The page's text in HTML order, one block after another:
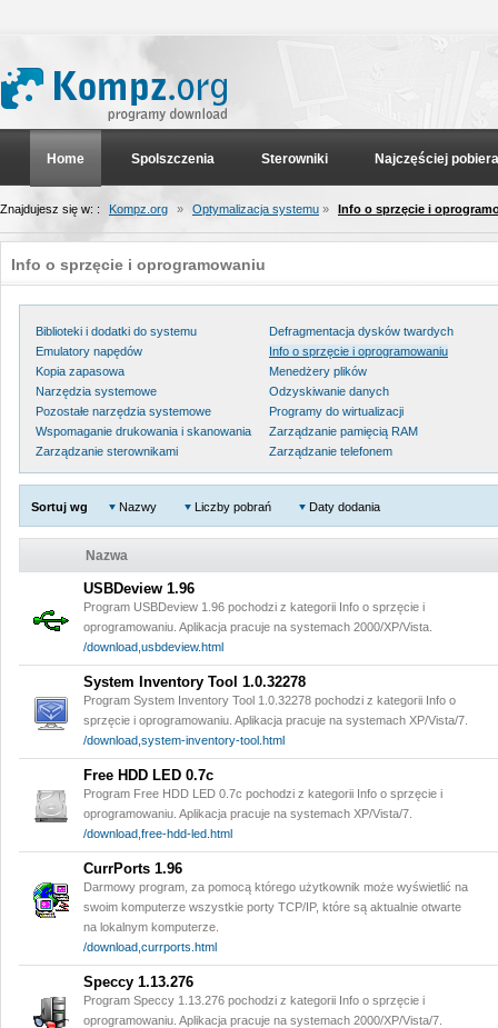
Home Spolszczenia Sterowniki Najczęściej
Znajdujesz się w: : Kompz.org » Optymalizacja systemu » Info o sprzęcie i
Info o sprzęcie i oprogramowaniu
Biblioteki i dodatki do systemu
Defragmentacja dysków twardych
Emulatory napędów
Info o sprzęcie i oprogramowaniu
Kopia zapasowa
Menedżery plików
Narzędzia systemowe
Odzyskiwanie danych
Pozostałe narzędzia systemowe
Programy do wirtualizacji
Wspomaganie drukowania i skanowania
Zarządzanie pamięcią RAM
Zarządzanie sterownikami
Zarządzanie telefonem
Sortuj wg Nazwy Liczby pobrań Daty dodania
Nazwa
USBDeview 1.96
Program USBDeview 1.96 pochodzi z kategorii Info o sprzęcie i
oprogramowaniu. Aplikacja pracuje na systemach 2000/XP/Vista.
/download,usbdeview.html
System Inventory Tool 1.0.32278
Program System Inventory Tool 1.0.32278 pochodzi z kategorii Info o
sprzęcie i oprogramowaniu. Aplikacja pracuje na systemach XP/Vista/7.
/download,system-inventory-tool.html
Free HDD LED 0.7c
Program Free HDD LED 0.7c pochodzi z kategorii Info o sprzęcie i
oprogramowaniu. Aplikacja pracuje na systemach XP/Vista/7.
/download,free-hdd-led.html
CurrPorts 1.96
Darmowy program, za pomocą którego użytkownik może wyświetlić na
swoim komputerze wszystkie porty TCP/IP, które są aktualnie otwarte
na lokalnym komputerze.
/download,currports.html
Speccy 1.13.276
Program Speccy 1.13.276 pochodzi z kategorii Info o sprzęcie i
oprogramowaniu. Aplikacja pracuje na systemach 2000/XP/Vista/7.